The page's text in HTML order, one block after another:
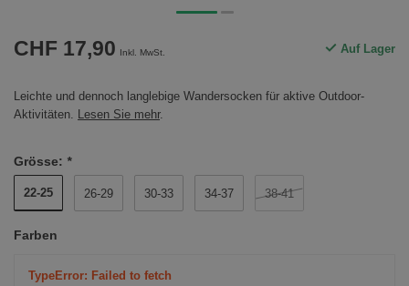
CHF 17,90 Inkl. MwSt. Auf Lager
Leichte und dennoch langlebige Wandersocken für aktive Outdoor-
Aktivitäten. Lesen Sie mehr.
Grösse: *
22-25 26-29 30-33 34-37 38-41
Farben
TypeError: Failed to fetch